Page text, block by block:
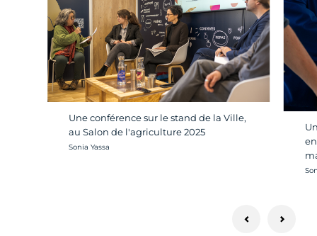
Une conférence sur le stand de la Ville,
au Salon de l'agriculture 2025
Crédit photo :
Sonia Yassa